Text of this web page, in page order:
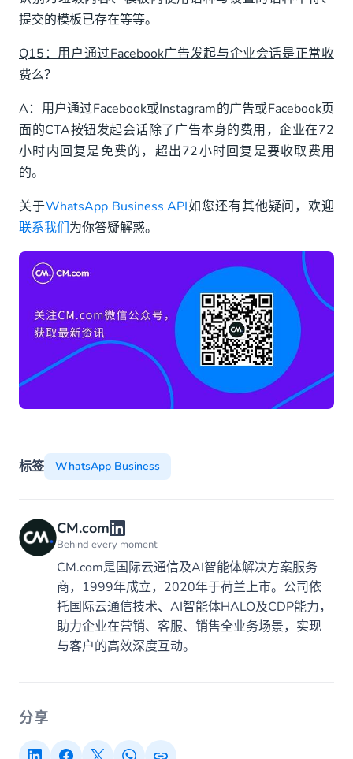
提交的模板已存在等等。
Q15：用户通过Facebook广告发起与企业会话是正常收
费么？
A：用户通过Facebook或Instagram的广告或Facebook页
面的CTA按钮发起会话除了广告本身的费用，企业在72
小时内回复是免费的，超出72小时回复是要收取费用
的。
关于WhatsApp Business API如您还有其他疑问，欢迎
联系我们为你答疑解惑。
标签 WhatsApp Business
CM.com
Behind every moment
CM.com是国际云通信及AI智能体解决方案服务
商，1999年成立，2020年于荷兰上市。公司依
托国际云通信技术、AI智能体HALO及CDP能力，
助力企业在营销、客服、销售全业务场景，实现
与客户的高效深度互动。
分享